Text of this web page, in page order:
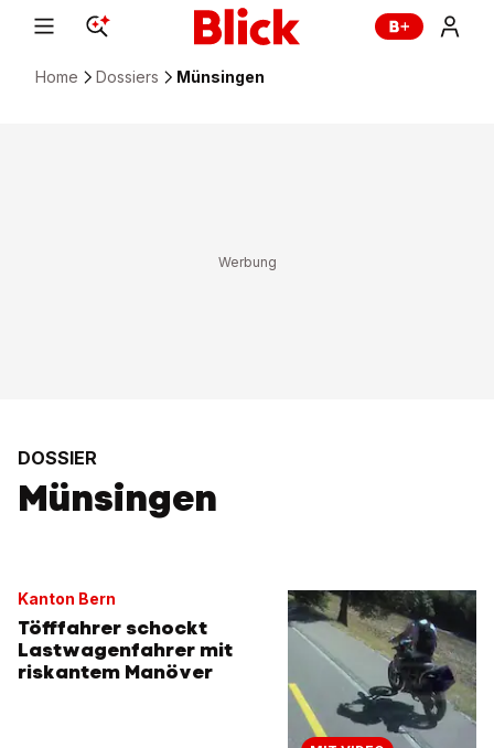
Home Dossiers Münsingen
DOSSIER
Münsingen
Kanton Bern
Töfffahrer schockt
Lastwagenfahrer mit
riskantem Manöver